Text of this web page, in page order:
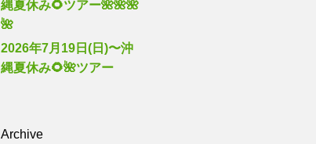
縄夏休み🌻ツアー🌺🌺🌺
🌺
2026年7月19日(日)〜沖
縄夏休み🌻🌺ツアー
Archive